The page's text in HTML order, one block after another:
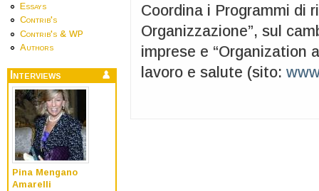
Essays
Contrib's
Contrib's & WP
Authors
Interviews
Pina Mengano
Amarelli
Coordina i Programmi di
Organizzazione”, sul
imprese e “Organization
lavoro e salute (sito: